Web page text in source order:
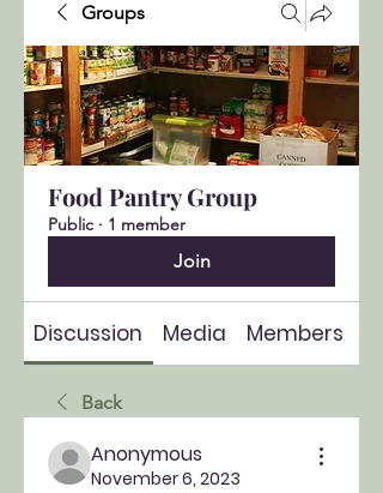
Groups
Food Pantry Group
Public · 1 member
Join
Discussion Media Members
Back
Anonymous
November 6, 2023